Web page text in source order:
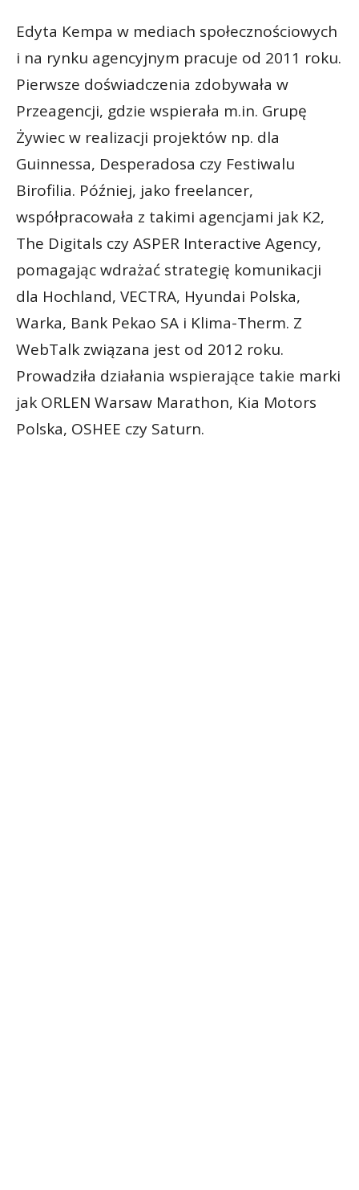
Edyta Kempa w mediach społecznościowych
i na rynku agencyjnym pracuje od 2011 roku.
Pierwsze doświadczenia zdobywała w
Przeagencji, gdzie wspierała m.in. Grupę
Żywiec w realizacji projektów np. dla
Guinnessa, Desperadosa czy Festiwalu
Birofilia. Później, jako freelancer,
współpracowała z takimi agencjami jak K2,
The Digitals czy ASPER Interactive Agency,
pomagając wdrażać strategię komunikacji
dla Hochland, VECTRA, Hyundai Polska,
Warka, Bank Pekao SA i Klima-Therm. Z
WebTalk związana jest od 2012 roku.
Prowadziła działania wspierające takie marki
jak ORLEN Warsaw Marathon, Kia Motors
Polska, OSHEE czy Saturn.